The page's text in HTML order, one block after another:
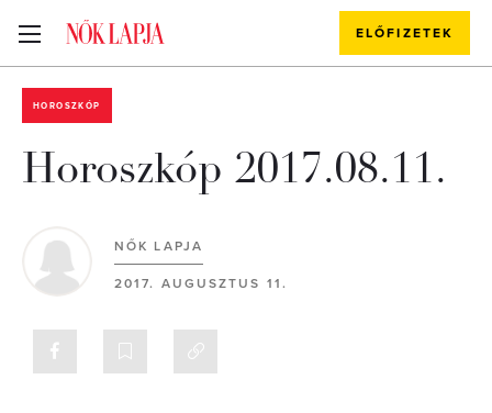
ELŐFIZETEK
HOROSZKÓP
Horoszkóp 2017.08.11.
NŐK LAPJA
2017. AUGUSZTUS 11.